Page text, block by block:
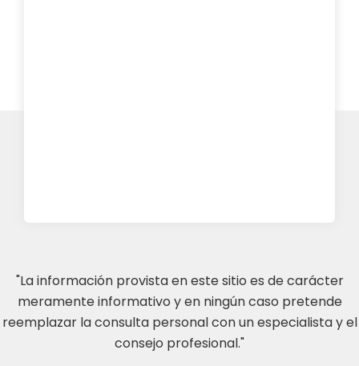
"La información provista en este sitio es de carácter
meramente informativo y en ningún caso pretende
reemplazar la consulta personal con un especialista y el
consejo profesional."